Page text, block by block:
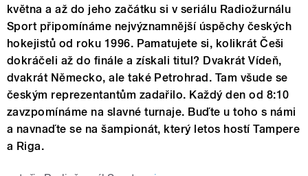
května a až do jeho začátku si v seriálu Radiožurnálu
Sport připomínáme nejvýznamnější úspěchy českých
hokejistů od roku 1996. Pamatujete si, kolikrát Češi
dokráčeli až do finále a získali titul? Dvakrát Vídeň,
dvakrát Německo, ale také Petrohrad. Tam všude se
českým reprezentantům zadařilo. Každý den od 8:10
zavzpomínáme na slavné turnaje. Buďte u toho s námi
a navnaďte se na šampionát, který letos hostí Tampere
a Riga.